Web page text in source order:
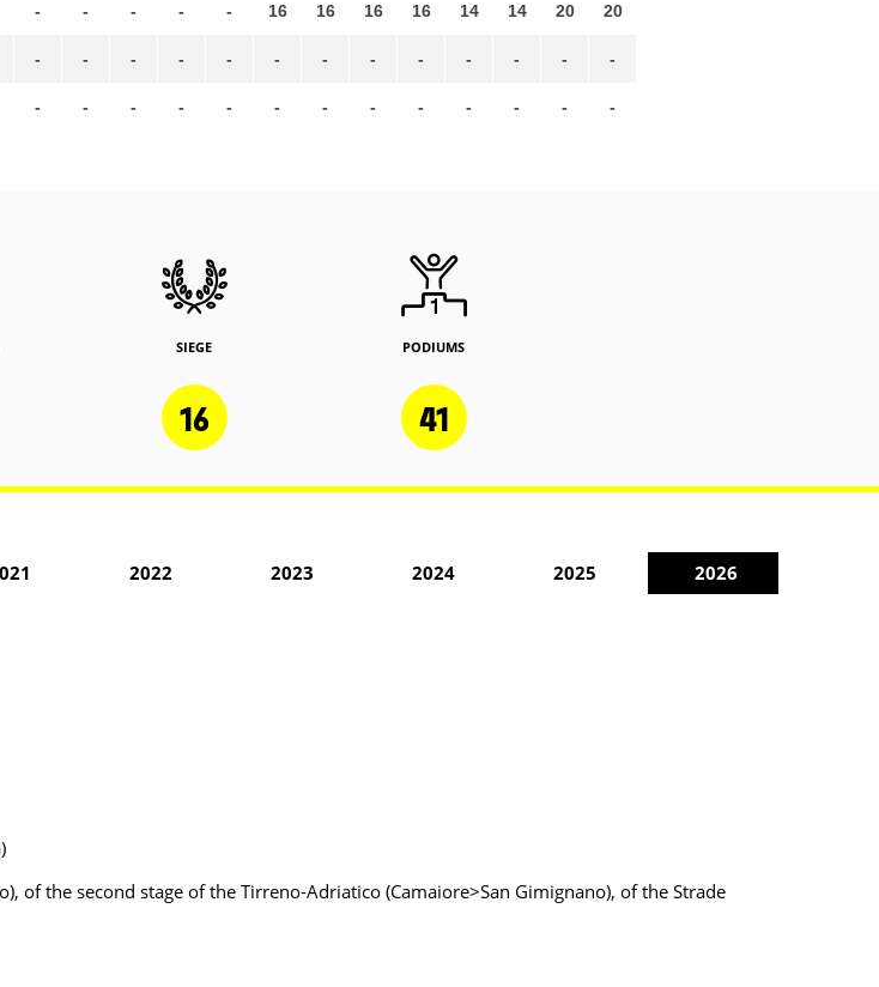
-
-
-
-
-
-
-
-
-
-
-
-
-
-
-
16
-
-
16
-
-
16
-
-
16
-
-
14
-
-
14
-
-
20
-
-
20
-
-
SIEGE
16
PODIUMS
41
2022 2023 2024 2025 2026
the second stage of the Tirreno-Adriatico (Camaiore>San Gimignano), of the Strade